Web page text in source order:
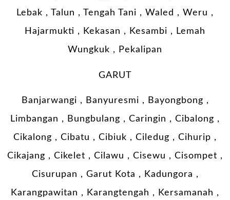
Lebak , Talun , Tengah Tani , Waled , Weru ,
Hajarmukti , Kekasan , Kesambi , Lemah
Wungkuk , Pekalipan
GARUT
Banjarwangi , Banyuresmi , Bayongbong ,
Limbangan , Bungbulang , Caringin , Cibalong ,
Cikalong , Cibatu , Cibiuk , Ciledug , Cihurip ,
Cikajang , Cikelet , Cilawu , Cisewu , Cisompet ,
Cisurupan , Garut Kota , Kadungora ,
Karangpawitan , Karangtengah , Kersamanah ,